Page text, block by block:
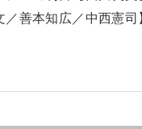
善本知広／中西憲司】